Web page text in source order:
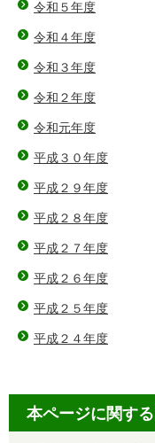
令和５年度
令和４年度
令和３年度
令和２年度
令和元年度
平成３０年度
平成２９年度
平成２８年度
平成２７年度
平成２６年度
平成２５年度
平成２４年度
本ページに関す